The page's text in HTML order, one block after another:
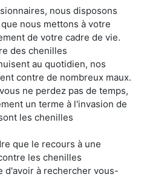
nous disposons
nous mettons à votre
de votre cadre de vie.
des chenilles
au quotidien, nos
contre de nombreux maux.
ne perdez pas de temps,
un terme à l'invasion de
les chenilles
que le recours à une
les chenilles
d'avoir à rechercher vous-